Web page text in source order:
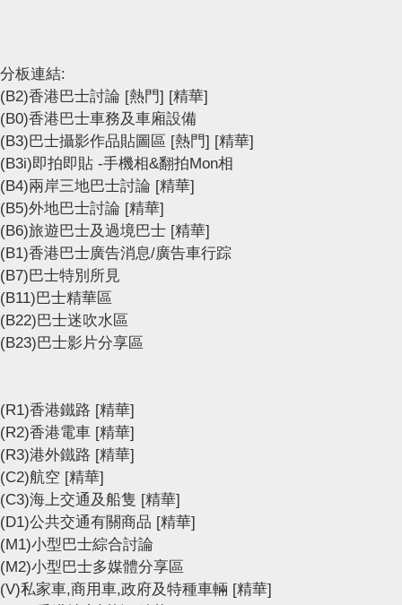
分板連結:
(B2)香港巴士討論 [熱門] [精華]
(B0)香港巴士車務及車廂設備
(B3)巴士攝影作品貼圖區 [熱門] [精華]
(B3i)即拍即貼 -手機相&翻拍Mon相
(B4)兩岸三地巴士討論 [精華]
(B5)外地巴士討論 [精華]
(B6)旅遊巴士及過境巴士 [精華]
(B1)香港巴士廣告消息/廣告車行踪
(B7)巴士特別所見
(B11)巴士精華區
(B22)巴士迷吹水區
(B23)巴士影片分享區
(R1)香港鐵路 [精華]
(R2)香港電車 [精華]
(R3)港外鐵路 [精華]
(C2)航空 [精華]
(C3)海上交通及船隻 [精華]
(D1)公共交通有關商品 [精華]
(M1)小型巴士綜合討論
(M2)小型巴士多媒體分享區
(V)私家車,商用車,政府及特種車輛 [精華]